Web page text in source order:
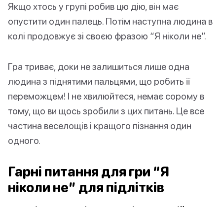
Якщо хтось у групі робив цю дію, він має
опустити один палець. Потім наступна людина в
колі продовжує зі своєю фразою “Я ніколи не”.
Гра триває, доки не залишиться лише одна
людина з піднятими пальцями, що робить її
переможцем! І не хвилюйтеся, немає сорому в
тому, що ви щось зробили з цих питань. Це все
частина веселощів і кращого пізнання один
одного.
Гарні питання для гри “Я
ніколи не” для підлітків